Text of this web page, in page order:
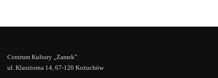
Centrum Kultury „Zamek”
ul. Klasztorna 14, 67-120 Kożuchów